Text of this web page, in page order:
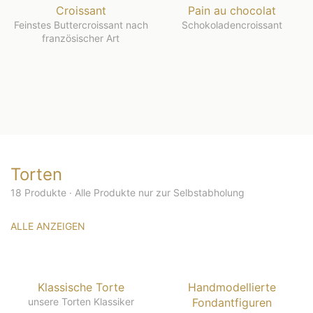
Croissant
Feinstes Buttercroissant nach
französischer Art
Pain au chocolat
Schokoladencroissant
Torten
18 Produkte · Alle Produkte nur zur Selbstabholung
ALLE ANZEIGEN
Klassische Torte
unsere Torten Klassiker
Handmodellierte
Fondantfiguren